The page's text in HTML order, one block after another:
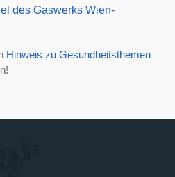
des Gaswerks Wien-
Hinweis zu Gesundheitsthemen